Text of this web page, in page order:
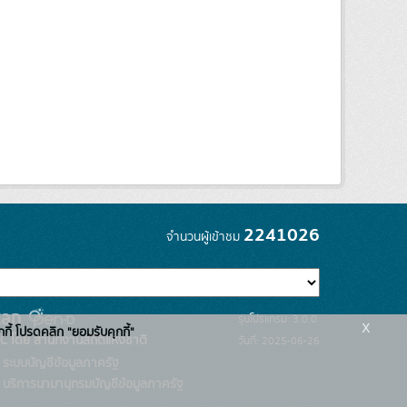
จำนวนผู้เข้าชม 2241026
โดย สำนักงานสถิติแห่งชาติ
รุ่นโปรแกรม: 3.0.0
วันที่: 2025-06-26
กี้ โปรดคลิก "ยอมรับคุกกี้" x